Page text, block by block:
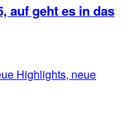
auf geht es in das